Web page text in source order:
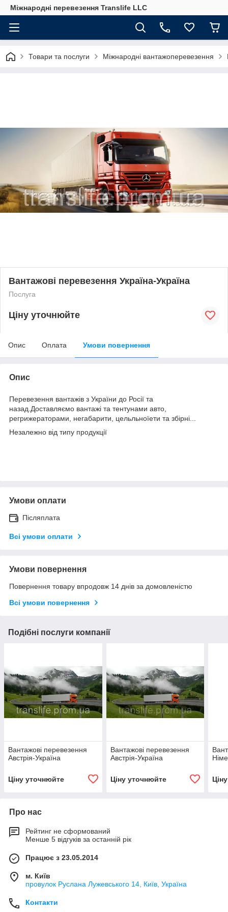
Міжнародні перевезення Translife LLC
Товари та послуги Міжнародні вантажоперевезення
Вантажові перевезення Україна-Україна
Послуга
Ціну уточнюйте
Опис Оплата Умови повернення
Опис
Перевезення вантажів з України до Росії та
назад.Доставляємо вантажі та тентунами авто,
регрижераторами, негабарити, цельльноїети та збірні...
Незалежно від типу продукції
Умови оплати
Післяплата
Всі умови оплати
Умови повернення
Повернення товару впродовж 14 днів за домовленістю
Всі умови повернення
Подібні послуги компанії
Вантажові перевезення
Австрія-Україна
Ціну уточнюйте
Вантажові перевезення
Австрія-Україна
Ціну уточнюйте
Про нас
Рейтинг не сформований
Менше 5 відгуків за останній рік
Працює з 23.05.2014
м. Київ
провулок Руслана Лужевського 14, Київ, Україна
Контакти